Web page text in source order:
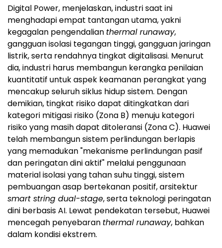
Digital Power, menjelaskan, industri saat ini
menghadapi empat tantangan utama, yakni
kegagalan pengendalian thermal runaway,
gangguan isolasi tegangan tinggi, gangguan jaringan
listrik, serta rendahnya tingkat digitalisasi. Menurut
dia, industri harus membangun kerangka penilaian
kuantitatif untuk aspek keamanan perangkat yang
mencakup seluruh siklus hidup sistem. Dengan
demikian, tingkat risiko dapat ditingkatkan dari
kategori mitigasi risiko (Zona B) menuju kategori
risiko yang masih dapat ditoleransi (Zona C). Huawei
telah membangun sistem perlindungan berlapis
yang memadukan "mekanisme perlindungan pasif
dan peringatan dini aktif" melalui penggunaan
material isolasi yang tahan suhu tinggi, sistem
pembuangan asap bertekanan positif, arsitektur
smart string dual-stage, serta teknologi peringatan
dini berbasis AI. Lewat pendekatan tersebut, Huawei
mencegah penyebaran thermal runaway, bahkan
dalam kondisi ekstrem.